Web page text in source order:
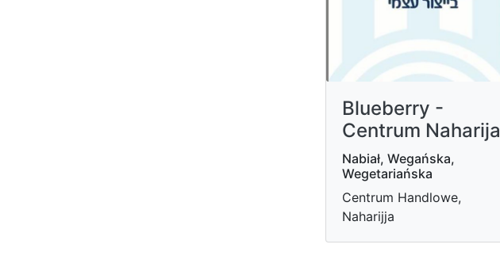
Blueberry -
Centrum Naharija
Nabiał, Wegańska,
Wegetariańska
Centrum Handlowe,
Naharijja